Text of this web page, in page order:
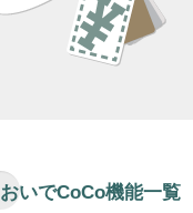
おいでCoCo機能一覧